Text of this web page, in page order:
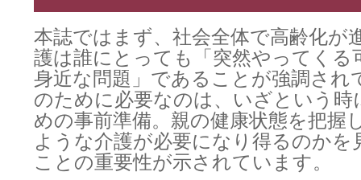
本誌ではまず、社会全体で高齢化が
護は誰にとっても「突然やってくる
身近な問題」であることが強調され
のために必要なのは、いざという時
めの事前準備。親の健康状態を把握
ような介護が必要になり得るのかを
ことの重要性が示されています。